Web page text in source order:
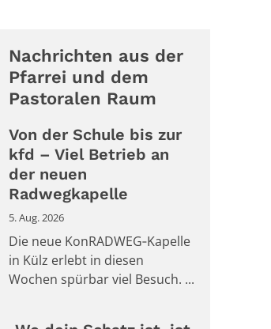
Nachrichten aus der
Pfarrei und dem
Pastoralen Raum
Von der Schule bis zur
kfd – Viel Betrieb an
der neuen
Radwegkapelle
5. Aug. 2026
Die neue KonRADWEG‑Kapelle
in Külz erlebt in diesen
Wochen spürbar viel Besuch. ...